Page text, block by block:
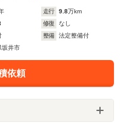
走行 9.8万km
修復
なし
整備
法定整備付
坂井市
依頼